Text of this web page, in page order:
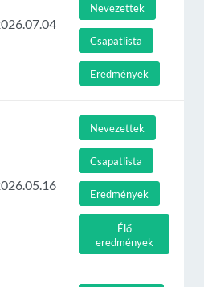
Nevezettek
Csapatlista
Eredmények
Nevezettek
Csapatlista
Eredmények
Élő
eredmények